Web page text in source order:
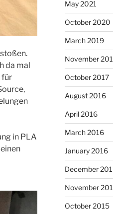
da mal
für
in PLA
May 2021
October 2020
March 2019
November
October 2017
August 2016
April 2016
March 2016
January 2016
December
November
October 2015